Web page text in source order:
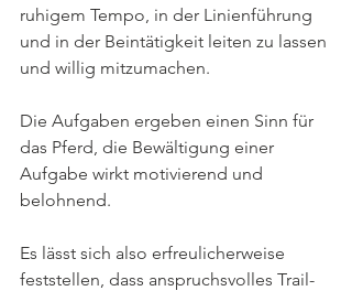
ruhigem Tempo, in der Linienführung
und in der Beintätigkeit leiten zu lassen
und willig mitzumachen.
Die Aufgaben ergeben einen Sinn für
das Pferd, die Bewältigung einer
Aufgabe wirkt motivierend und
belohnend.
Es lässt sich also erfreulicherweise
feststellen, dass anspruchsvolles Trail-